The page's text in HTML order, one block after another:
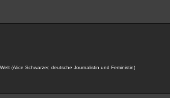
(Alice Schwarzer, deutsche Journalistin und Feministin)